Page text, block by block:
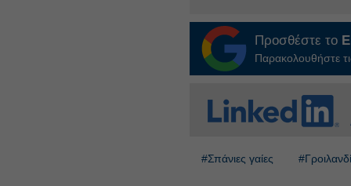
Προσθέστε το
Παρακολουθήστε
#Σπάνιες γαίες